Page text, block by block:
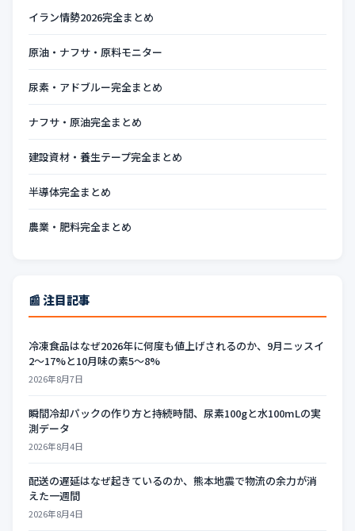
イラン情勢2026完全まとめ
原油・ナフサ・原料モニター
尿素・アドブルー完全まとめ
ナフサ・原油完全まとめ
建設資材・養生テープ完全まとめ
半導体完全まとめ
農業・肥料完全まとめ
📰 注目記事
冷凍食品はなぜ2026年に何度も値上げされるのか、9月ニッスイ
2〜17%と10月味の素5〜8%
2026年8月7日
瞬間冷却パックの作り方と持続時間、尿素100gと水100mLの実
測データ
2026年8月4日
配送の遅延はなぜ起きているのか、熊本地震で物流の余力が消
えた一週間
2026年8月4日